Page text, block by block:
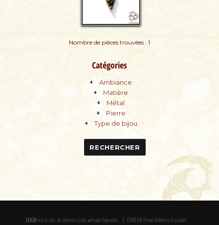
Nombre de pièces trouvées : 1
Catégories
Ambiance
Matière
Métal
Pierre
Type de bijou
LUGHest le site de Damien Lutz, artisan bijoutier. | ERREUR Email Address Encoder